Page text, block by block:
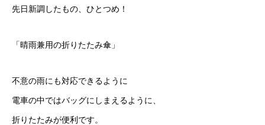
先日新調したもの、ひとつめ！
「晴雨兼用の折りたたみ傘」
不意の雨にも対応できるように
電車の中ではバッグにしまえるように、
折りたたみが便利です。